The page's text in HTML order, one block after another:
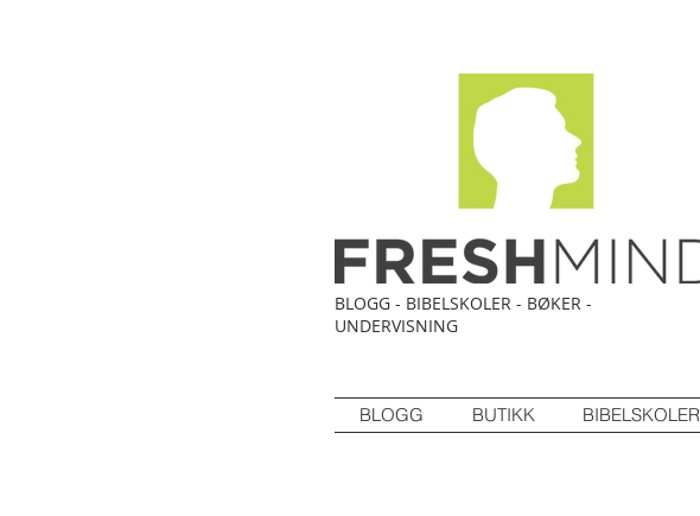
BLOGG - BIBELSKOLER - BØKER -
UNDERVISNING
BLOGG BUTIKK BIBELSKOLER